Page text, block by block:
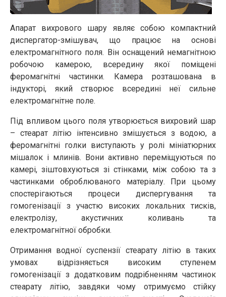
Апарат вихрового шару являє собою компактний
диспергатор-змішувач, що працює на основі
електромагнітного поля. Він оснащений немагнітною
робочою камерою, всередину якої поміщені
феромагнітні частинки. Камера розташована в
індукторі, який створює всередині неї сильне
електромагнітне поле.
Під впливом цього поля утворюється вихровий шар
– стеарат літію інтенсивно змішується з водою, а
феромагнітні голки виступають у ролі мініатюрних
мішалок і млинів. Вони активно переміщуються по
камері, зіштовхуються зі стінками, між собою та з
частинками оброблюваного матеріалу. При цьому
спостерігаються процеси диспергування та
гомогенізації з участю високих локальних тисків,
електролізу, акустичних коливань та
електромагнітної обробки.
Отримання водної суспензії стеарату літію в таких
умовах відрізняється високим ступенем
гомогенізації з додатковим подрібненням частинок
стеарату літію, завдяки чому отримуємо стійку